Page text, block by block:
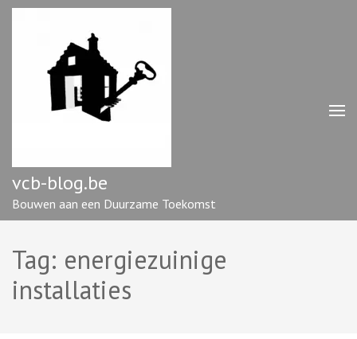
Ga
vcb-blog.be
Bouwen aan een Duurzame Toekomst
Tag: energiezuinige
installaties